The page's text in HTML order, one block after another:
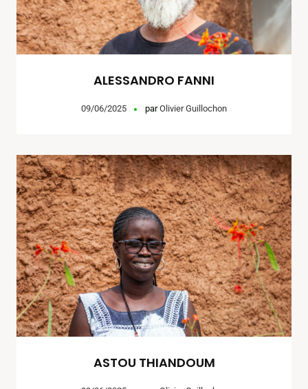
ALESSANDRO FANNI
09/06/2025 parOlivier Guillochon
ASTOU THIANDOUM